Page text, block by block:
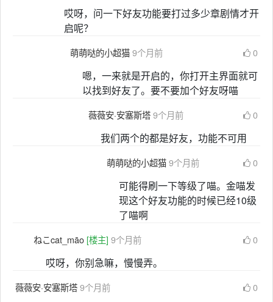
哎呀，问一下好友功能要打过多少章剧情才开
启呢？
萌萌哒的小超猫9个月前 0
嗯，一来就是开启的，你打开主界面就可
以找到好友了。要不要加个好友呀喵
薇薇安·安塞斯塔9个月前 0
我们两个的都是好友，功能不可用
萌萌哒的小超猫9个月前 0
可能得刷一下等级了喵。金喵发
现这个好友功能的时候已经10级
了喵啊
ねこcat_māo [楼主] 9个月前 0
哎呀，你别急嘛，慢慢弄。
薇薇安·安塞斯塔9个月前 0